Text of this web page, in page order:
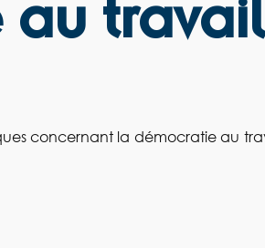
au travail
concernant la démocratie au